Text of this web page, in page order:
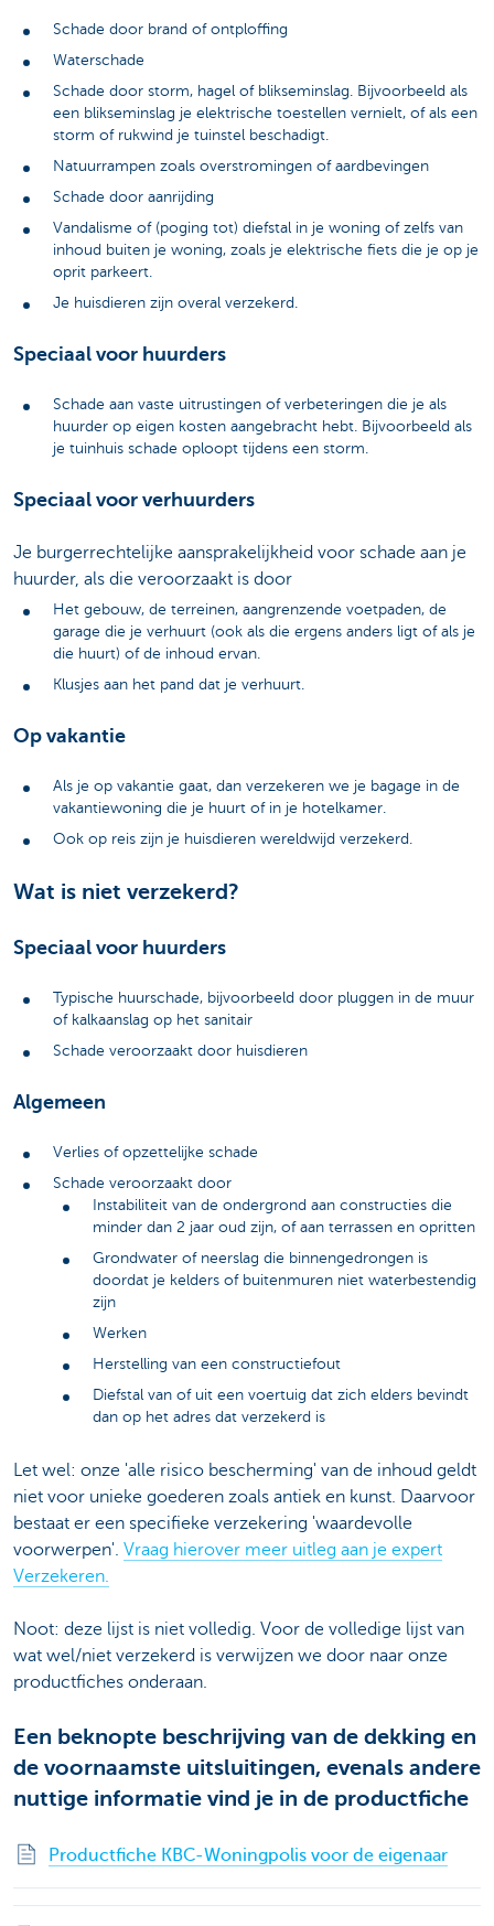
Schade door brand of ontploffing
Waterschade
Schade door storm, hagel of blikseminslag. Bijvoorbeeld als
een blikseminslag je elektrische toestellen vernielt, of als een
storm of rukwind je tuinstel beschadigt.
Natuurrampen zoals overstromingen of aardbevingen
Schade door aanrijding
Vandalisme of (poging tot) diefstal in je woning of zelfs van
inhoud buiten je woning, zoals je elektrische fiets die je op je
oprit parkeert.
Je huisdieren zijn overal verzekerd.
Speciaal voor huurders
Schade aan vaste uitrustingen of verbeteringen die je als
huurder op eigen kosten aangebracht hebt. Bijvoorbeeld als
je tuinhuis schade oploopt tijdens een storm.
Speciaal voor verhuurders
Je burgerrechtelijke aansprakelijkheid voor schade aan je
huurder, als die veroorzaakt is door
Het gebouw, de terreinen, aangrenzende voetpaden, de
garage die je verhuurt (ook als die ergens anders ligt of als je
die huurt) of de inhoud ervan.
Klusjes aan het pand dat je verhuurt.
Op vakantie
Als je op vakantie gaat, dan verzekeren we je bagage in de
vakantiewoning die je huurt of in je hotelkamer.
Ook op reis zijn je huisdieren wereldwijd verzekerd.
Wat is niet verzekerd?
Speciaal voor huurders
Typische huurschade, bijvoorbeeld door pluggen in de muur
of kalkaanslag op het sanitair
Schade veroorzaakt door huisdieren
Algemeen
Verlies of opzettelijke schade
Schade veroorzaakt door
Instabiliteit van de ondergrond aan constructies die
minder dan 2 jaar oud zijn, of aan terrassen en opritten
Grondwater of neerslag die binnengedrongen is
doordat je kelders of buitenmuren niet waterbestendig
zijn
Werken
Herstelling van een constructiefout
Diefstal van of uit een voertuig dat zich elders bevindt
dan op het adres dat verzekerd is
Let wel: onze 'alle risico bescherming' van de inhoud geldt
niet voor unieke goederen zoals antiek en kunst. Daarvoor
bestaat er een specifieke verzekering 'waardevolle
voorwerpen'. Vraag hierover meer uitleg aan je expert
Verzekeren.
Noot: deze lijst is niet volledig. Voor de volledige lijst van
wat wel/niet verzekerd is verwijzen we door naar onze
productfiches onderaan.
Een beknopte beschrijving van de dekking en
de voornaamste uitsluitingen, evenals andere
nuttige informatie vind je in de productfiche
Productfiche KBC-Woningpolis voor de eigenaar